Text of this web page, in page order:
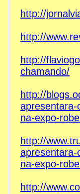
http://
http://
http://
chamando/
http://
apresentara-
na-expo-
http://
apresentara-
na-expo-
http://